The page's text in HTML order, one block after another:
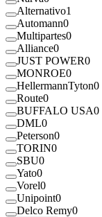
Alternativo1
Automann0
Multipartes0
Alliance0
JUST POWER0
MONROE0
HellermannTyton0
Route0
BUFFALO USA0
DML0
Peterson0
TORIN0
SBU0
Yato0
Vorel0
Unipoint0
Delco Remy0